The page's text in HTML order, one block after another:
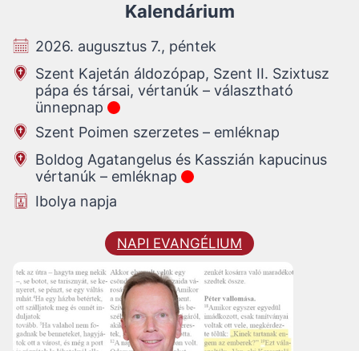
Kalendárium
2026. augusztus 7., péntek
Szent Kajetán áldozópap, Szent II. Szixtusz
pápa és társai, vértanúk – választható
ünnepnap
Szent Poimen szerzetes – emléknap
Boldog Agatangelus és Kasszián kapucinus
vértanúk – emléknap
Ibolya napja
NAPI EVANGÉLIUM